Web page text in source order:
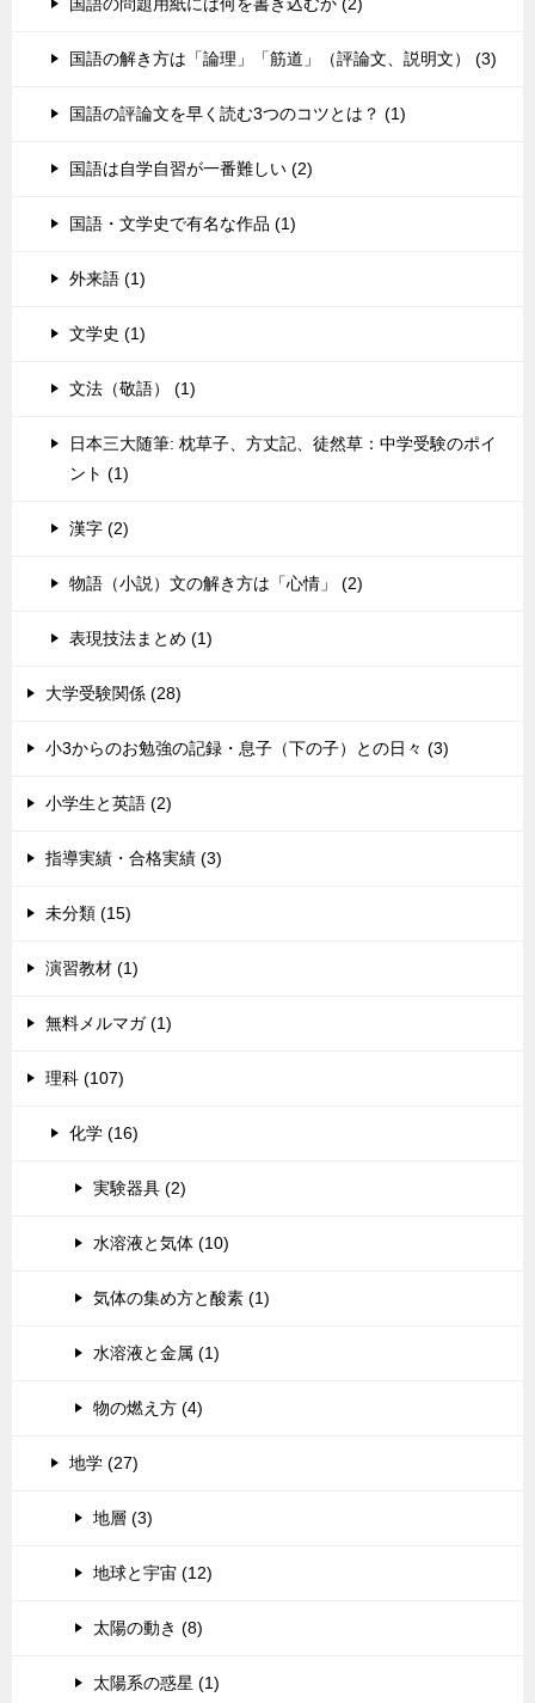
国語の解き方は「論理」「筋道」（評論文、説明文） (3)
国語の評論文を早く読む3つのコツとは？ (1)
国語は自学自習が一番難しい (2)
国語・文学史で有名な作品 (1)
外来語 (1)
文学史 (1)
文法（敬語） (1)
日本三大随筆: 枕草子、方丈記、徒然草：中学受験のポイ
ント (1)
漢字 (2)
物語（小説）文の解き方は「心情」 (2)
表現技法まとめ (1)
大学受験関係 (28)
小3からのお勉強の記録・息子（下の子）との日々 (3)
小学生と英語 (2)
指導実績・合格実績 (3)
未分類 (15)
演習教材 (1)
無料メルマガ (1)
理科 (107)
化学 (16)
実験器具 (2)
水溶液と気体 (10)
気体の集め方と酸素 (1)
水溶液と金属 (1)
物の燃え方 (4)
地学 (27)
地層 (3)
地球と宇宙 (12)
太陽の動き (8)
太陽系の惑星 (1)